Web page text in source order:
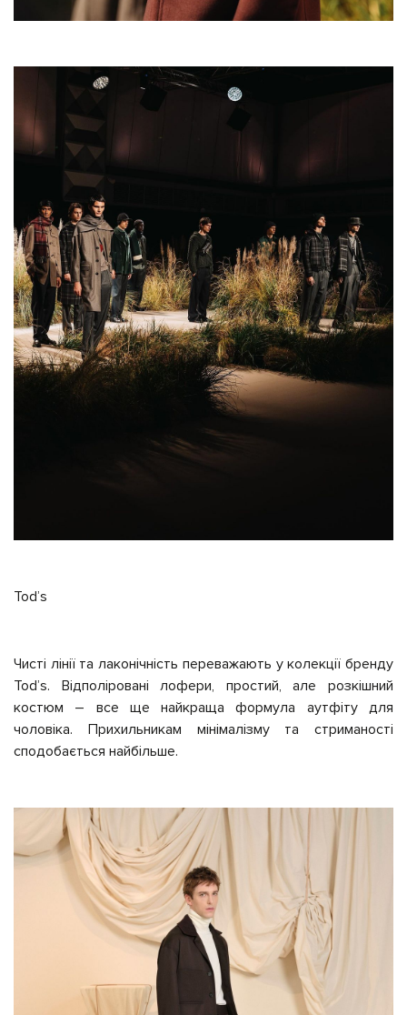
Tod’s
Чисті лінії та лаконічність переважають у колекції бренду
Tod’s. Відполіровані лофери, простий, але розкішний
костюм – все ще найкраща формула аутфіту для
чоловіка. Прихильникам мінімалізму та стриманості
сподобається найбільше.